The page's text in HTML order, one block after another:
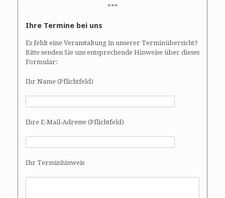
***
Ihre Termine bei uns
Es fehlt eine Veranstaltung in unserer Terminübersicht?
Bitte senden Sie uns entsprechende Hinweise über dieses
Formular:
Ihr Name (Pflichtfeld)
Ihre E-Mail-Adresse (Pflichtfeld)
Ihr Terminhinweis